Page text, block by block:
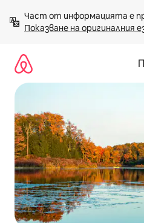
към
съдържанието
Показване на оригиналния